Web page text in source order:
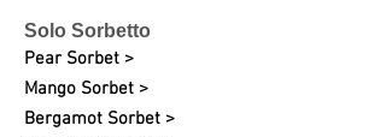
Solo Sorbetto
Pear Sorbet >
Mango Sorbet >
Bergamot Sorbet >